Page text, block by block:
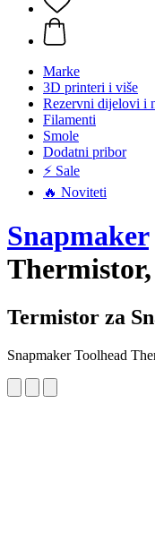
Marke
3D printeri i više
Rezervni dijelovi i
Filamenti
Smole
Dodatni pribor
⚡ Sale
🔥 Noviteti
Snapmaker
Termistor za
Snapmaker Toolhead